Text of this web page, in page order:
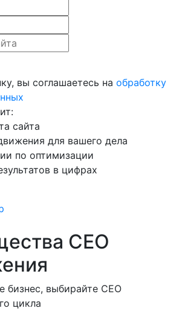
вы соглашаетесь на обработку
сайта
для вашего дела
по оптимизации
в цифрах
СЕО
бизнес, выбирайте СЕО
цикла